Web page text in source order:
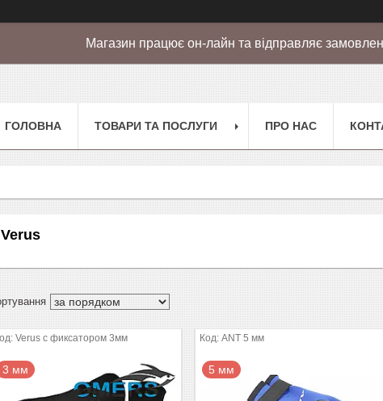
Магазин працює он-лайн та відправляє
ГОЛОВНА ТОВАРИ ТА ПОСЛУГИ ПРО НАС
Verus
Verus с фиксатором 3мм
3 мм
ANT 5 мм
5 мм